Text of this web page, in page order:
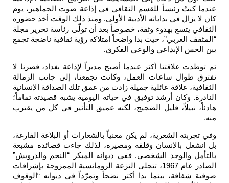
عندما كنتُ رئيساً للقسم الثقافي في إذاعة صوت الجماهير، يوم
كان لا يزال في بداياته الأدبية الأولى. ومنذ ذلك الوقت أخذ حضوره
الثقافي يتسع بهدوء وثقة، خصوصاً بعد أن تولّى رئاسة تحرير مجلة
“المثقف العربي”، حيث بدا واضحاً امتلاكه رؤية ثقافية ناضجة تجمع
بين الحس الإبداعي والوعي الفكري.
ثم توطدت علاقتنا أكثر عندما أصبح مديراً لإذاعة بغداد، فصرنا لا
نفترق طوال ساعات العمل، وكانت تجمعنا، إلى جانب الزمالة
الثقافية، علاقة عائلية جميلة زادت من عمق تلك الصداقة الإنسانية
النادرة. وكان أرشد توفيق في حياته اليومية يشبه قصيدته تماماً؛
هادئاً، نبيلاً، قليل الضجيج، لكنه عميق التأثير في كل من يقترب
منه.
وفي تجربته الشعرية، لم يكن معنياً بالشعارات أو البلاغة الفارغة،
بل انشغل بالإنسان وقلقه ومصيره، لذلك جاءت قصائده مشبعة
بالتأمل والوجد الشخصي. ففي ديوانه المبكر “النجم والدرويش”
الصادر عام 1967، تتجلى النزعة الرومانسية الممزوجة بإشراقات
صوفية شفافة، بينما بدا أكثر نضجاً وتمرّداً في ديوانه “الوقوف